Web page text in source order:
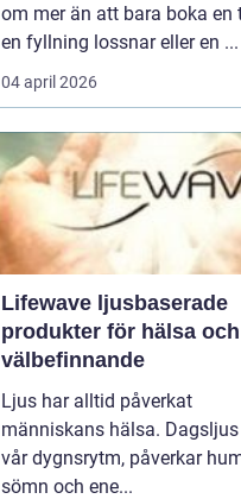
om mer än att bara boka en
en fyllning lossnar eller en ...
04 april 2026
Lifewave ljusbaserade
produkter för hälsa och
välbefinnande
Ljus har alltid påverkat
människans hälsa.
vår dygnsrytm, påverkar
sömn och ene...